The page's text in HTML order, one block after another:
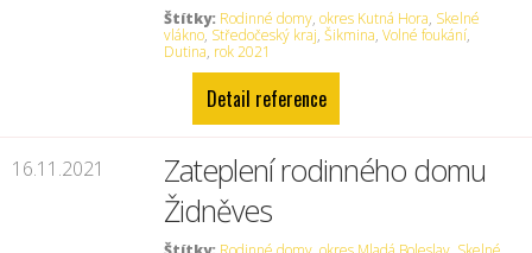
Štítky: Rodinné domy,okres Kutná Hora, Skelné
vlákno, Středočeský kraj,Šikmina,Volné foukání,
Dutina, rok 2021
Detail reference
16.11.2021
Zateplení rodinného domu
Židněves